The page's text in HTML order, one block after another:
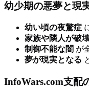
幼少期の悪夢と現
幼い頃の夜驚症
家族や隣人が破
制御不能な闇 が
夢が現実となる
InfoWars.com支配